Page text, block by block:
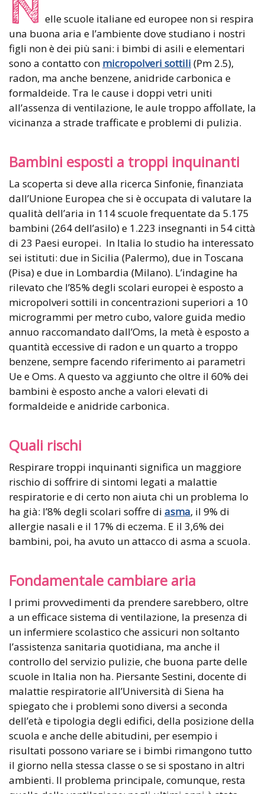
elle scuole italiane ed europee non si respira
una buona aria e l’ambiente dove studiano i nostri
figli non è dei più sani: i bimbi di asili e elementari
sono a contatto con micropolveri sottili (Pm 2.5),
radon, ma anche benzene, anidride carbonica e
formaldeide. Tra le cause i doppi vetri uniti
all’assenza di ventilazione, le aule troppo affollate, la
vicinanza a strade trafficate e problemi di pulizia.
Bambini esposti a troppi inquinanti
La scoperta si deve alla ricerca Sinfonie, finanziata
dall’Unione Europea che si è occupata di valutare la
qualità dell’aria in 114 scuole frequentate da 5.175
bambini (264 dell’asilo) e 1.223 insegnanti in 54 città
di 23 Paesi europei. In Italia lo studio ha interessato
sei istituti: due in Sicilia (Palermo), due in Toscana
(Pisa) e due in Lombardia (Milano). L’indagine ha
rilevato che l’85% degli scolari europei è esposto a
micropolveri sottili in concentrazioni superiori a 10
microgrammi per metro cubo, valore guida medio
annuo raccomandato dall’Oms, la metà è esposto a
quantità eccessive di radon e un quarto a troppo
benzene, sempre facendo riferimento ai parametri
Ue e Oms. A questo va aggiunto che oltre il 60% dei
bambini è esposto anche a valori elevati di
formaldeide e anidride carbonica.
Quali rischi
Respirare troppi inquinanti significa un maggiore
rischio di soffrire di sintomi legati a malattie
respiratorie e di certo non aiuta chi un problema lo
ha già: l’8% degli scolari soffre di asma, il 9% di
allergie nasali e il 17% di eczema. E il 3,6% dei
bambini, poi, ha avuto un attacco di asma a scuola.
Fondamentale cambiare aria
I primi provvedimenti da prendere sarebbero, oltre
a un efficace sistema di ventilazione, la presenza di
un infermiere scolastico che assicuri non soltanto
l’assistenza sanitaria quotidiana, ma anche il
controllo del servizio pulizie, che buona parte delle
scuole in Italia non ha. Piersante Sestini, docente di
malattie respiratorie all’Università di Siena ha
spiegato che i problemi sono diversi a seconda
dell’età e tipologia degli edifici, della posizione della
scuola e anche delle abitudini, per esempio i
risultati possono variare se i bimbi rimangono tutto
il giorno nella stessa classe o se si spostano in altri
ambienti. Il problema principale, comunque, resta